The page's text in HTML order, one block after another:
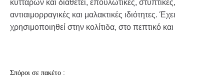
κυττάρων και διαθέτει, επουλωτικές, στυπτικές,
αντιαιμορραγικές και μαλακτικές ιδιότητες. Έχει
χρησιμοποιηθεί στην κολίτιδα, στο πεπτικό και
Σπόροι σε πακέτο :